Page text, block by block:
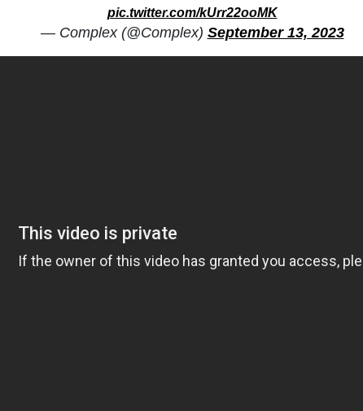
pic.twitter.com/kUrr22ooMK
— Complex (@Complex) September 13, 2023